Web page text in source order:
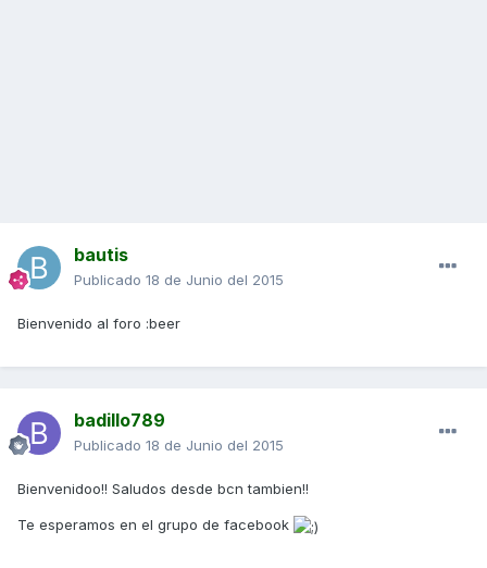
bautis
Publicado 18 de Junio del 2015
Bienvenido al foro :beer
badillo789
Publicado 18 de Junio del 2015
Bienvenidoo!! Saludos desde bcn tambien!!
Te esperamos en el grupo de facebook